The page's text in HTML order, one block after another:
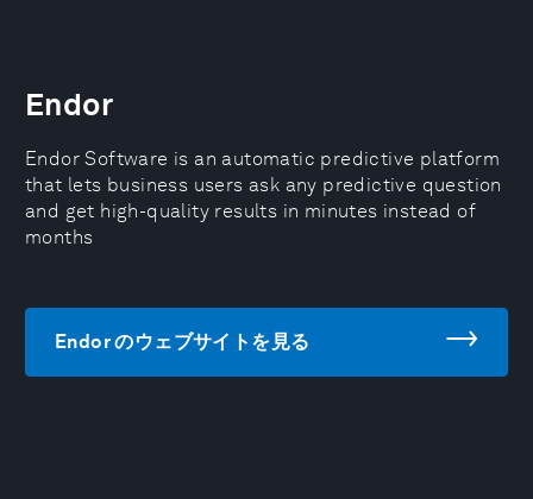
Endor
Endor Software is an automatic predictive platform
that lets business users ask any predictive question
and get high-quality results in minutes instead of
months
Endor のウェブサイトを見る